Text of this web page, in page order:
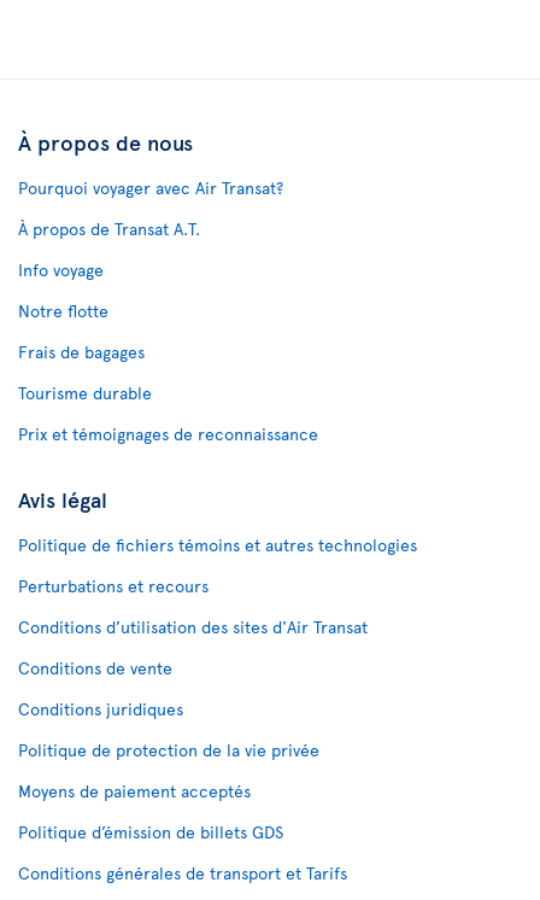
À propos de nous
Pourquoi voyager avec Air Transat?
À propos de Transat A.T.
Info voyage
Notre flotte
Frais de bagages
Tourisme durable
Prix et témoignages de reconnaissance
Avis légal
Politique de fichiers témoins et autres technologies
Perturbations et recours
Conditions d’utilisation des sites d'Air Transat
Conditions de vente
Conditions juridiques
Politique de protection de la vie privée
Moyens de paiement acceptés
Politique d’émission de billets GDS
Conditions générales de transport et Tarifs